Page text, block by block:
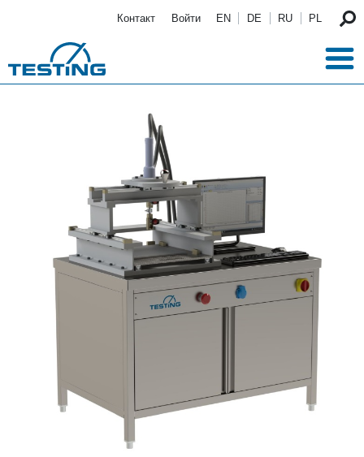
Контакт Войти EN DE RU PL